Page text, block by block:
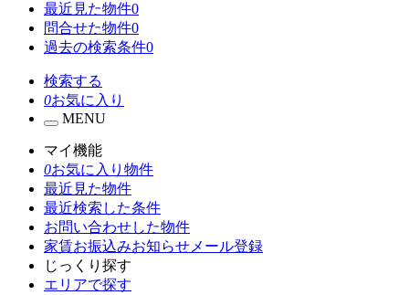
最近見た物件0
問合せた物件0
過去の検索条件0
検索する
0お気に入り
MENU
マイ機能
0お気に入り物件
最近見た物件
最近検索した条件
お問い合わせした物件
家賃お振込みお知らせメール登録
じっくり探す
エリアで探す